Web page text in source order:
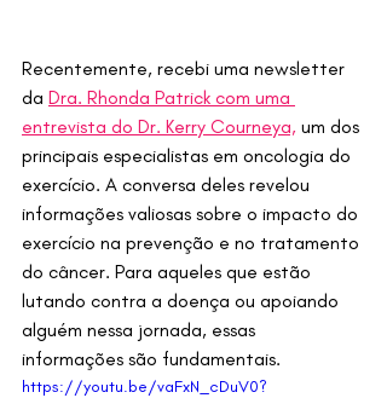
Recentemente, recebi uma newsletter
da Dra. Rhonda Patrick com uma
entrevista do Dr. Kerry Courneya, um dos
principais especialistas em oncologia do
exercício. A conversa deles revelou
informações valiosas sobre o impacto do
exercício na prevenção e no tratamento
do câncer. Para aqueles que estão
lutando contra a doença ou apoiando
alguém nessa jornada, essas
informações são fundamentais.
https://youtu.be/vaFxN_cDuV0?